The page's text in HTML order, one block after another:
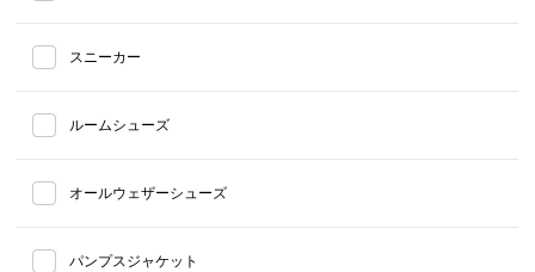
スニーカー
ルームシューズ
オールウェザーシューズ
パンプスジャケット